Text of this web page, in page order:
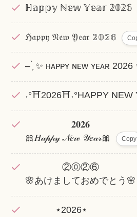
ℍ𝕒𝕡𝕡𝕪 ℕ𝕖𝕨 𝕐𝕖𝕒𝕣 𝟚𝟘𝟚𝟞
ℌ𝔞𝔭𝔭𝔶 𝔑𝔢𝔴 𝔜𝔢𝔞𝔯 𝟚𝟘𝟚𝟞
– ̗̀ ✨ ʜᴀᴘᴘʏ ɴᴇᴡ ʏᴇᴀʀ 2026
˖°⛩️2026⛩️˖°HAPPY NEW
𝟐𝟎𝟐𝟔
🎀𝐻𝒶𝓅𝓅𝓎 𝒩𝑒𝓌 𝒴𝑒𝒶𝓇🎀
Copy
②⓪②⑥
🌸あけましておめでとう🌸
⋆2026⋆